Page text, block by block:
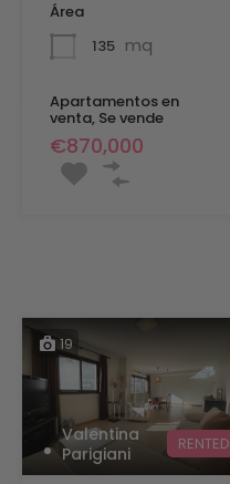
Área
135 mq
Apartamentos en
venta, Se vende
€870,000
19
Valentina
Parigiani
RENTED